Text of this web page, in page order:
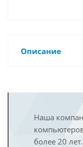
Описание
Наша
более 20